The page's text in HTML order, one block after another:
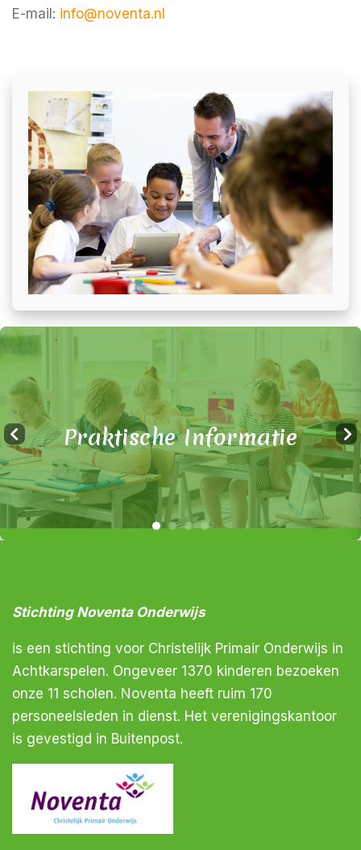
E-mail: info@noventa.nl
Praktische Informatie
Stichting Noventa Onderwijs
is een stichting voor Christelijk Primair Onderwijs in
Achtkarspelen. Ongeveer 1370 kinderen bezoeken
onze 11 scholen. Noventa heeft ruim 170
personeelsleden in dienst. Het verenigingskantoor
is gevestigd in Buitenpost.